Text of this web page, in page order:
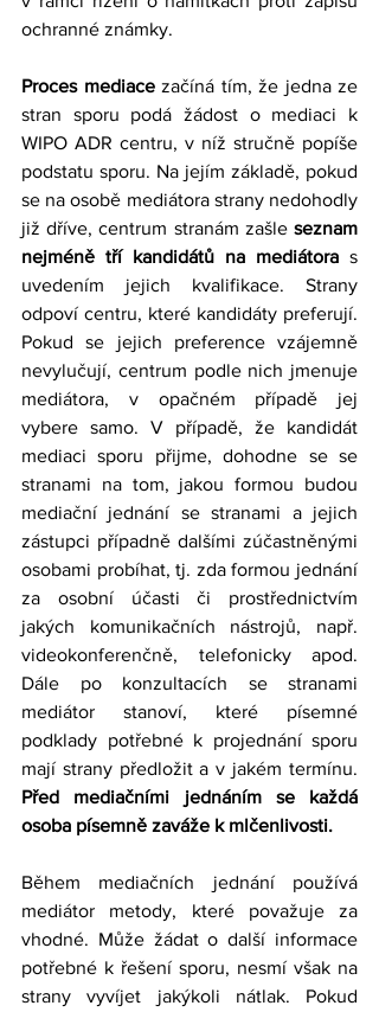
ochranné známky.
Proces mediace začíná tím, že jedna ze
stran sporu podá žádost o mediaci k
WIPO ADR centru, v níž stručně popíše
podstatu sporu. Na jejím základě, pokud
se na osobě mediátora strany nedohodly
již dříve, centrum stranám zašle seznam
nejméně tří kandidátů na mediátora s
uvedením jejich kvalifikace. Strany
odpoví centru, které kandidáty preferují.
Pokud se jejich preference vzájemně
nevylučují, centrum podle nich jmenuje
mediátora, v opačném případě jej
vybere samo. V případě, že kandidát
mediaci sporu přijme, dohodne se se
stranami na tom, jakou formou budou
mediační jednání se stranami a jejich
zástupci případně dalšími zúčastněnými
osobami probíhat, tj. zda formou jednání
za osobní účasti či prostřednictvím
jakých komunikačních nástrojů, např.
videokonferenčně, telefonicky apod.
Dále po konzultacích se stranami
mediátor stanoví, které písemné
podklady potřebné k projednání sporu
Před mediačními jednáním se každá
osoba písemně zaváže k mlčenlivosti.
Během mediačních jednání používá
mediátor metody, které považuje za
vhodné. Může žádat o další informace
potřebné k řešení sporu, nesmí však na
strany vyvíjet jakýkoli nátlak. Pokud